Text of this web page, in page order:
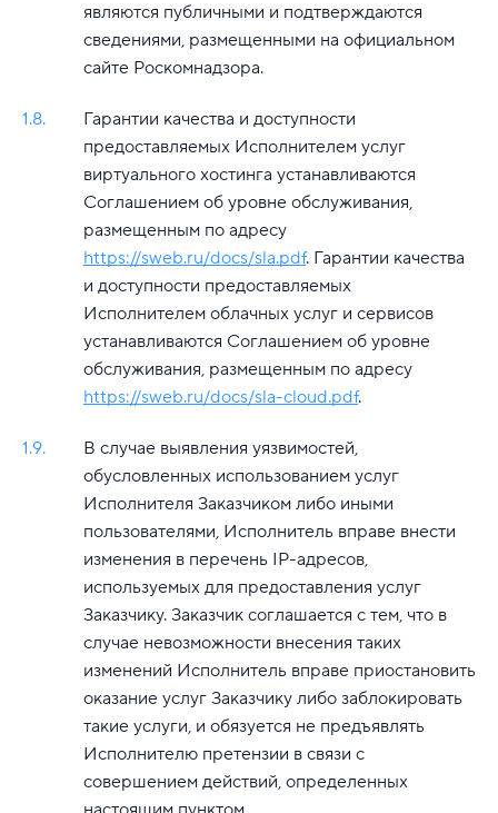
являются публичными и подтверждаются
сведениями, размещенными на официальном
сайте Роскомнадзора.
1.8.
Гарантии качества и доступности
предоставляемых Исполнителем услуг
виртуального хостинга устанавливаются
Соглашением об уровне обслуживания,
размещенным по адресу
https://sweb.ru/docs/sla.pdf. Гарантии качества
и доступности предоставляемых
Исполнителем облачных услуг и сервисов
устанавливаются Соглашением об уровне
обслуживания, размещенным по адресу
https://sweb.ru/docs/sla-cloud.pdf.
1.9.
В случае выявления уязвимостей,
обусловленных использованием услуг
Исполнителя Заказчиком либо иными
пользователями, Исполнитель вправе внести
изменения в перечень IP-адресов,
используемых для предоставления услуг
Заказчику. Заказчик соглашается с тем, что в
случае невозможности внесения таких
изменений Исполнитель вправе приостановить
оказание услуг Заказчику либо заблокировать
такие услуги, и обязуется не предъявлять
Исполнителю претензии в связи с
совершением действий, определенных